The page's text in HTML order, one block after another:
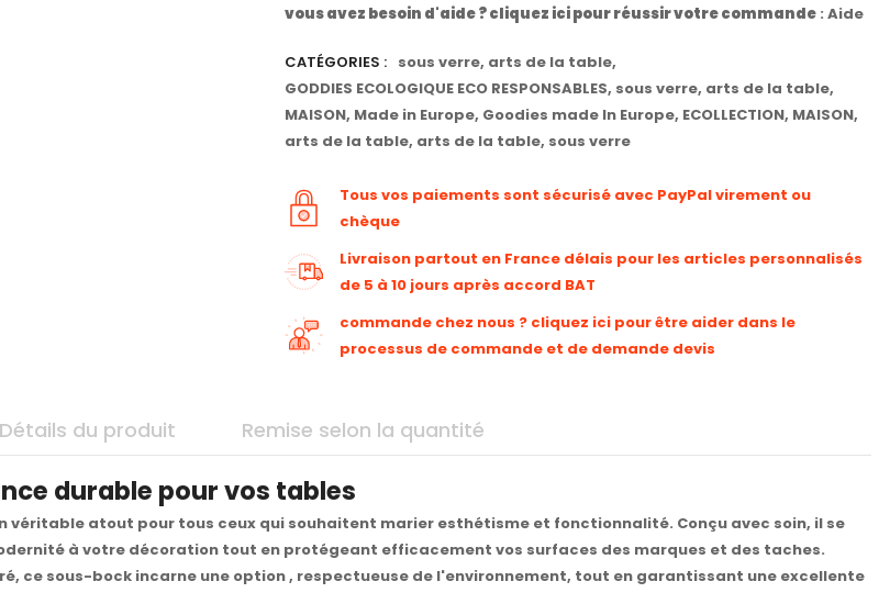
vous avez besoin d'aide ? cliquez ici pour réussir votre commande: Aide
CATÉGORIES : sous verre, arts de la table,
GODDIES ECOLOGIQUE ECO RESPONSABLES, sous verre, arts de la table,
MAISON, Made in Europe, Goodies made In Europe, ECOLLECTION, MAISON,
arts de la table, arts de la table, sous verre
Tous vos paiements sont sécurisé avec PayPal virement ou
chèque
Livraison partout en France délais pour les articles personnalisés
de 5 à 10 jours après accord BAT
commande chez nous ? cliquez ici pour être aider dans le
processus de commande et de demande devis
Détails du produit Remise selon la quantité
durable pour vos tables
véritable atout pour tous ceux qui souhaitent marier esthétisme et fonctionnalité. Conçu avec soin, il se
à votre décoration tout en protégeant efficacement vos surfaces des marques et des taches.
ce sous-bock incarne une option , respectueuse de l'environnement, tout en garantissant une excellente